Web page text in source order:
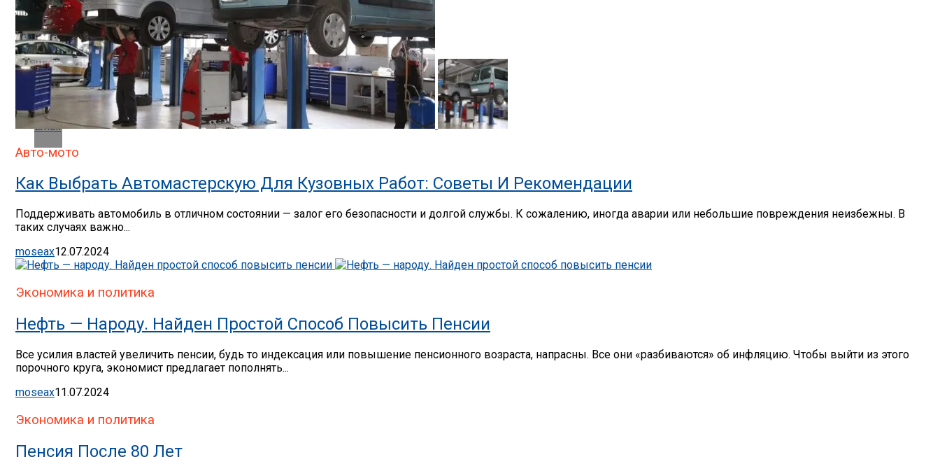
Pinterest
Whatsapp
Whatsapp
Email
Авто-мото
Как Выбрать Автомастерскую Для Кузовных Работ: Советы И Рекомендации
Поддерживать автомобиль в отличном состоянии — залог его безопасности и долгой службы. К сожалению, иногда аварии или небольшие повреждения неизбежны. В
таких случаях важно...
moseax12.07.2024
Экономика и политика
Нефть — Народу. Найден Простой Способ Повысить Пенсии
Все усилия властей увеличить пенсии, будь то индексация или повышение пенсионного возраста, напрасны. Все они «разбиваются» об инфляцию. Чтобы выйти из этого
порочного круга, экономист предлагает пополнять...
moseax11.07.2024
Экономика и политика
Пенсия После 80 Лет